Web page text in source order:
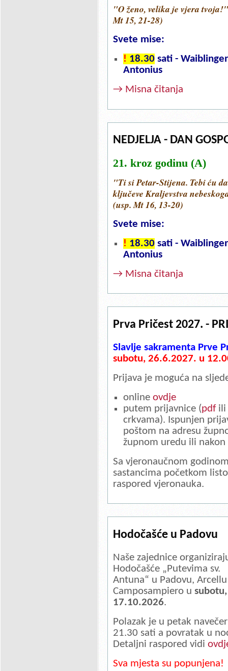
"O ženo, velika je vjera
Mt 15, 21-28)
Svete mise:
! 18.30 sati -
Antonius
→ Misna čitanja
NEDJELJA - DAN
21. kroz godinu (A)
"Ti si Petar-Stijena. Tebi ću
ključeve Kraljevstva
(usp. Mt 16, 13-20)
Svete mise:
! 18.30 sati -
Antonius
→ Misna čitanja
Prva Pričest 2027. -
Slavlje sakramenta Prve
subotu, 26.6.2027. u
Prijava je moguća na
onlineovdje
putem prijavnice (pdfili
crkvama). Ispunjen
poštom na adresu
župnom uredu ili
Sa vjeronaučnom
sastancima početkom
raspored vjeronauka.
Hodočašće u Padovu
Naše zajednice
Hodočašće „Putevima sv.
Antuna“ u Padovu,
Camposampiero usubotu,
17.10.2026.
Polazak je u petak
21.30 sati a povratak u
Detaljni raspored vidi
Sva mjesta su popunjena!